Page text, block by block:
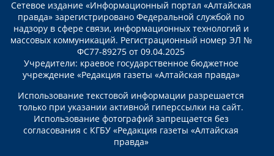
Сетевое издание «Информационный портал «Алтайская
правда» зарегистрировано Федеральной службой по
надзору в сфере связи, информационных технологий и
массовых коммуникаций. Регистрационный номер ЭЛ №
ФС77-89275 от 09.04.2025
Учредители: краевое государственное бюджетное
учреждение «Редакция газеты «Алтайская правда»
Использование текстовой информации разрешается
только при указании активной гиперссылки на сайт.
Использование фотографий запрещается без
согласования с КГБУ «Редакция газеты «Алтайская
правда»